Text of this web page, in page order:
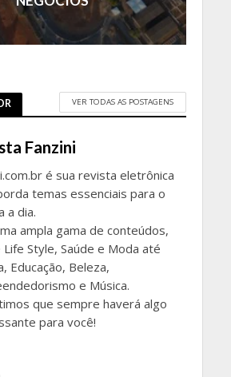
VER TODAS AS POSTAGENS
Fanzini
é sua revista eletrônica
temas essenciais para o
a dia.
ampla gama de conteúdos,
Style, Saúde e Moda até
Educação, Beleza,
e Música.
que sempre haverá algo
para você!